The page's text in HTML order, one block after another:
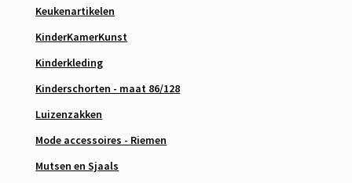
Keukenartikelen
KinderKamerKunst
Kinderkleding
Kinderschorten - maat 86/128
Luizenzakken
Mode accessoires - Riemen
Mutsen en Sjaals